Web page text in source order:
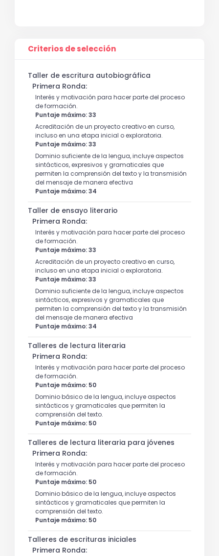
Criterios de selección
Taller de escritura autobiográfica
Primera Ronda:
Interés y motivación para hacer parte del proceso
de formación.
Puntaje máximo: 33
Acreditación de un proyecto creativo en curso,
incluso en una etapa inicial o exploratoria.
Puntaje máximo: 33
Dominio suficiente de la lengua, incluye aspectos
sintácticos, expresivos y gramaticales que
permiten la comprensión del texto y la transmisión
del mensaje de manera efectiva
Puntaje máximo: 34
Taller de ensayo literario
Primera Ronda:
Interés y motivación para hacer parte del proceso
de formación.
Puntaje máximo: 33
Acreditación de un proyecto creativo en curso,
incluso en una etapa inicial o exploratoria.
Puntaje máximo: 33
Dominio suficiente de la lengua, incluye aspectos
sintácticos, expresivos y gramaticales que
permiten la comprensión del texto y la transmisión
del mensaje de manera efectiva
Puntaje máximo: 34
Talleres de lectura literaria
Primera Ronda:
Interés y motivación para hacer parte del proceso
de formación.
Puntaje máximo: 50
Dominio básico de la lengua, incluye aspectos
sintácticos y gramaticales que permiten la
comprensión del texto.
Puntaje máximo: 50
Talleres de lectura literaria para jóvenes
Primera Ronda:
Interés y motivación para hacer parte del proceso
de formación.
Puntaje máximo: 50
Dominio básico de la lengua, incluye aspectos
sintácticos y gramaticales que permiten la
comprensión del texto.
Puntaje máximo: 50
Talleres de escrituras iniciales
Primera Ronda: